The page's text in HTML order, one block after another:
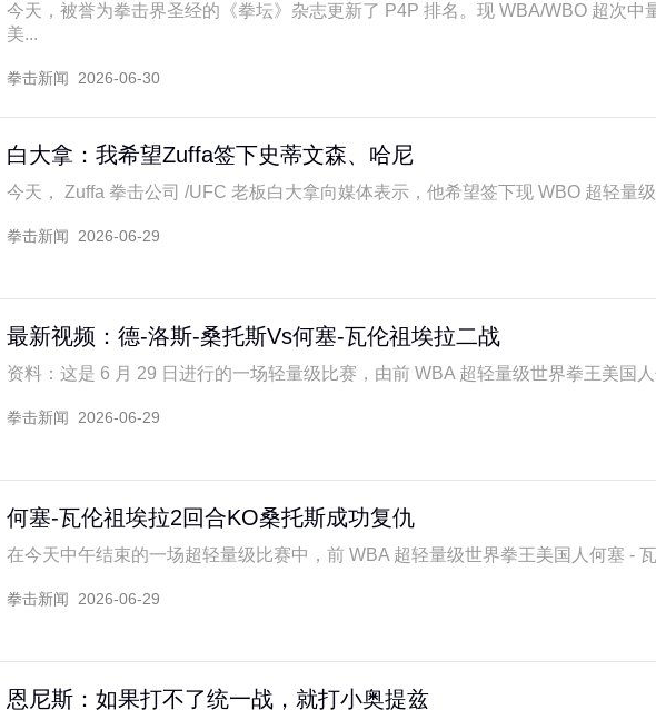
今天，被誉为拳击界圣经的《拳坛》杂志更新了 P4P 排名。现 WBA/WBO 超次中
美...
拳击新闻 2026-06-30
白大拿：我希望Zuffa签下史蒂文森、哈尼
今天， Zuffa 拳击公司 /UFC 老板白大拿向媒体表示，他希望签下现 WBO 超轻量
拳击新闻 2026-06-29
最新视频：德-洛斯-桑托斯Vs何塞-瓦伦祖埃拉二战
资料：这是 6 月 29 日进行的一场轻量级比赛，由前 WBA 超轻量级世界拳王美国
拳击新闻 2026-06-29
何塞-瓦伦祖埃拉2回合KO桑托斯成功复仇
在今天中午结束的一场超轻量级比赛中，前 WBA 超轻量级世界拳王美国人何塞 -
拳击新闻 2026-06-29
恩尼斯：如果打不了统一战，就打小奥提兹